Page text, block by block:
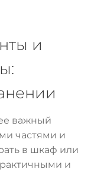
и
важный
частями и
в шкаф или
и